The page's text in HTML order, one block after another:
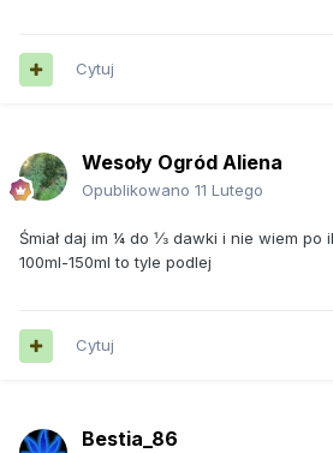
Cytuj
Wesoły Ogród Aliena
Opublikowano 11 Lutego
Śmiał daj im ¼ do ⅓ dawki i nie wiem po
100ml-150ml to tyle podlej
Cytuj
Bestia_86